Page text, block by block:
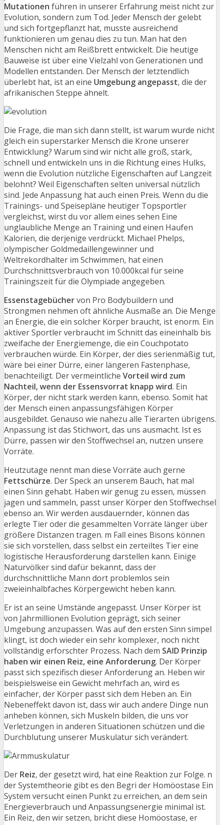
Mutationen führen in unserer Erfahrung meist nicht zur
Evolution, sondern zum Tod. Jeder Mensch der gelebt
und sich fortgepflanzt hat, musste ausreichend
funktionieren um genau dies zu tun. Man hat den
Menschen nicht am Reißbrett entwickelt. Die heutige
Bauweise ist über eine Vielzahl von Generationen und
Modellen entstanden. Der Mensch der letztendlich
überlebt hat, ist an eine Umgebung angepasst, die der
afrikanischen Steppe ähnelt.
Die Frage, die man sich dann stellt, ist warum wurde nicht
gleich ein superstarker Mensch die Krone unserer
Entwicklung? Warum sind wir nicht alle groß, stark,
schnell und entwickeln uns in die Richtung eines Hulks,
wenn die Evolution nützliche Eigenschaften auf Langzeit
belohnt? Weil Eigenschaften selten universal nützlich
sind. Jede Anpassung hat auch einen Preis. Wenn du die
Trainings- und Speisepläne heutiger Topsportler
vergleichst, wirst du vor allem eines sehen Eine
unglaubliche Menge an Training und einen Haufen
Kalorien, die derjenige verdrückt. Michael Phelps,
olympischer Goldmedaillengewinner und
Weltrekordhalter im Schwimmen, hat einen
Durchschnittsverbrauch von 10.000kcal für seine
Trainingszeit für die Olympiade angegeben.
Essenstagebüchervon Pro Bodybuildern und
Strongmen nehmen oft ähnliche Ausmaße an. Die Menge
an Energie, die ein solcher Körper braucht, ist enorm. Ein
aktiver Sportler verbraucht im Schnitt das eineinhalb bis
zweifache der Energiemenge, die ein Couchpotato
verbrauchen würde. Ein Körper, der dies serienmäßig tut,
wäre bei einer Dürre, einer längeren Fastenphase,
benachteiligt. Der vermeintliche Vorteil wird zum
Nachteil, wenn der Essensvorrat knapp wird. Ein
Körper, der nicht stark werden kann, ebenso. Somit hat
der Mensch einen anpassungsfähigen Körper
ausgebildet. Genauso wie nahezu alle Tierarten übrigens.
Anpassung ist das Stichwort, das uns ausmacht. Ist es
Dürre, passen wir den Stoffwechsel an, nutzen unsere
Vorräte.
Heutzutage nennt man diese Vorräte auch gerne
Fettschürze. Der Speck an unserem Bauch, hat mal
einen Sinn gehabt. Haben wir genug zu essen, müssen
jagen und sammeln, passt unser Körper den Stoffwechsel
ebenso an. Wir werden ausdauernder, können das
erlegte Tier oder die gesammelten Vorräte länger über
größere Distanzen tragen. m Fall eines Bisons können
sie sich vorstellen, dass selbst ein zerteiltes Tier eine
logistische Herausforderung darstellen kann. Einige
Naturvölker sind dafür bekannt, dass der
durchschnittliche Mann dort problemlos sein
zweieinhalbfaches Körpergewicht heben kann.
Er ist an seine Umstände angepasst. Unser Körper ist
von Jahrmillionen Evolution geprägt, sich seiner
Umgebung anzupassen. Was auf den ersten Sinn simpel
klingt, ist doch wieder ein sehr komplexer, noch nicht
vollständig erforschter Prozess. Nach dem SAID Prinzip
haben wir einen Reiz, eine Anforderung. Der Körper
passt sich spezifisch dieser Anforderung an. Heben wir
beispielsweise ein Gewicht mehrfach an, wird es
einfacher, der Körper passt sich dem Heben an. Ein
Nebeneffekt davon ist, dass wir auch andere Dinge nun
anheben können, sich Muskeln bilden, die uns vor
Verletzungen in anderen Situationen schützen und die
Durchblutung unserer Muskulatur sich verändert.
Der Reiz, der gesetzt wird, hat eine Reaktion zur Folge. n
der Systemtheorie gibt es den Begri der Homöostase Ein
System versucht einen Punkt zu erreichen, an dem sein
Energieverbrauch und Anpassungsenergie minimal ist.
Ein Reiz, den wir setzen, bricht diese Homöostase, er